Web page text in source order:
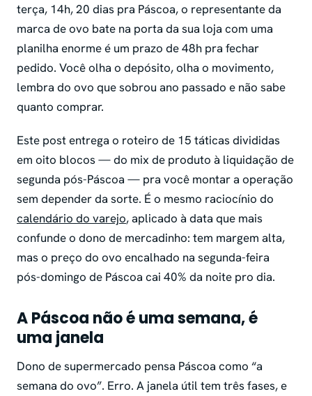
terça, 14h, 20 dias pra Páscoa, o representante da
marca de ovo bate na porta da sua loja com uma
planilha enorme é um prazo de 48h pra fechar
pedido. Você olha o depósito, olha o movimento,
lembra do ovo que sobrou ano passado e não sabe
quanto comprar.
Este post entrega o roteiro de 15 táticas divididas
em oito blocos — do mix de produto à liquidação de
segunda pós-Páscoa — pra você montar a operação
sem depender da sorte. É o mesmo raciocínio do
calendário do varejo, aplicado à data que mais
confunde o dono de mercadinho: tem margem alta,
mas o preço do ovo encalhado na segunda-feira
pós-domingo de Páscoa cai 40% da noite pro dia.
A Páscoa não é uma semana, é
uma janela
Dono de supermercado pensa Páscoa como “a
semana do ovo”. Erro. A janela útil tem três fases, e